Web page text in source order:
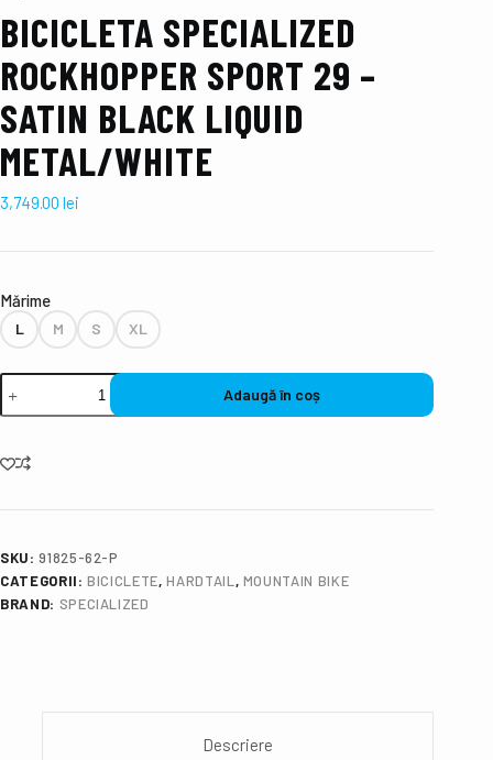
BICICLETA SPECIALIZED
ROCKHOPPER SPORT 29 –
SATIN BLACK LIQUID
METAL/WHITE
3,749.00 lei
Mǎrime
L M S XL
Adaugă în coș
SKU:91825-62-P
CATEGORII:BICICLETE,HARDTAIL , MOUNTAIN BIKE
BRAND: SPECIALIZED
Descriere